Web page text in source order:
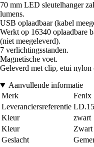
70 mm LED sleutelhanger
lumens.
USB oplaadbaar (kabel
Werkt op 16340 oplaadbare
(niet meegeleverd).
7 verlichtingsstanden.
Magnetische voet.
Geleverd met clip, etui nylon
Aanvullende informatie
Merk
Fenix
Leveranciersreferentie
Kleur
zwart
Kleur
Zwart
Geslacht